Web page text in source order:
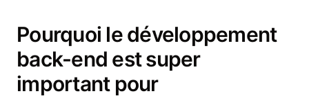
Pourquoi le développement
back-end est super
important pour